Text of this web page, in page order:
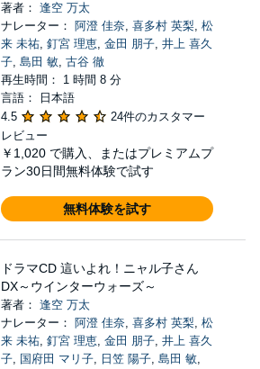
著者： 逢空 万太
ナレーター： 阿澄 佳奈, 喜多村 英梨, 松
来 未祐, 釘宮 理恵, 金田 朋子, 井上 喜久
子, 島田 敏, 古谷 徹
再生時間： 1 時間 8 分
言語： 日本語
4.5
24件のカスタマー
レビュー
￥1,020 で購入、またはプレミアムプ
ラン30日間無料体験で試す
無料体験を試す
ドラマCD 這いよれ！ニャル子さん
DX～ウインターウォーズ～
著者： 逢空 万太
ナレーター： 阿澄 佳奈, 喜多村 英梨, 松
来 未祐, 釘宮 理恵, 金田 朋子, 井上 喜久
子, 国府田 マリ子, 日笠 陽子, 島田 敏,